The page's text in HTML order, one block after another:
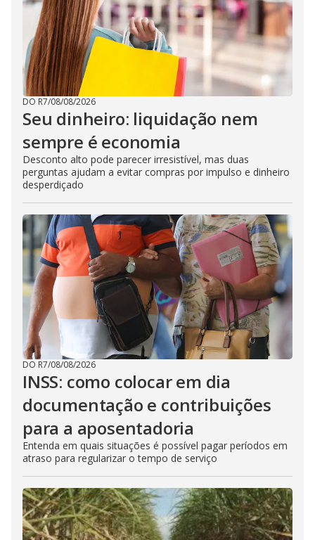
DO R7/08/08/2026
Seu dinheiro: liquidação nem
sempre é economia
Desconto alto pode parecer irresistível, mas duas
perguntas ajudam a evitar compras por impulso e dinheiro
desperdiçado
DO R7/08/08/2026
INSS: como colocar em dia
documentação e contribuições
para a aposentadoria
Entenda em quais situações é possível pagar períodos em
atraso para regularizar o tempo de serviço